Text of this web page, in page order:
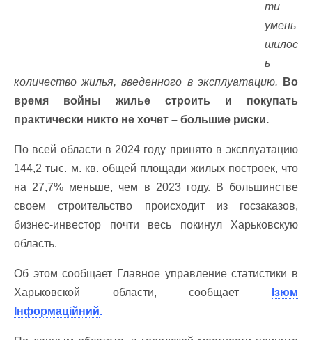
ти
умень
шилос
ь
количество жилья, введенного в эксплуатацию. Во
время войны жилье строить и покупать
практически никто не хочет – большие риски.
По всей области в 2024 году принято в эксплуатацию
144,2 тыс. м. кв. общей площади жилых построек, что
на 27,7% меньше, чем в 2023 году. В большинстве
своем строительство происходит из госзаказов,
бизнес-инвестор почти весь покинул Харьковскую
область.
Об этом сообщает Главное управление статистики в
Харьковской области, сообщает
Ізюм
Інформаційний.